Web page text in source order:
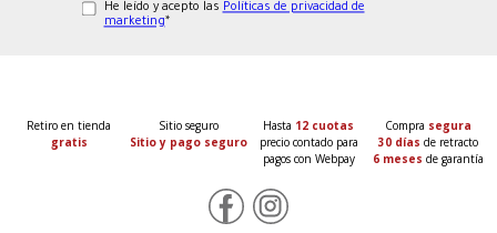
He leído y acepto las Políticas de privacidad de
marketing*
Retiro en tienda
gratis
Sitio seguro
Sitio y pago seguro
Hasta 12 cuotas
precio contado para
pagos con Webpay
Compra segura
30 días de retracto
6 meses de garantía